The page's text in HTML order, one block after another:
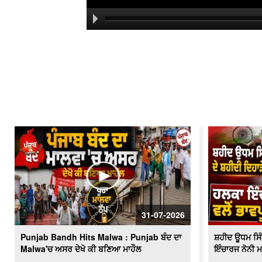
31-07-2026
Punjab Bandh Hits Malwa : Punjab ਬੰਦ ਦਾ
Malwa'ਚ ਅਸਰ ਦੇਖੋ ਕੀ ਬਣਿਆ ਮਾਹੌਲ
ਸ਼ਹੀਦ ਊਧਮ
ਇੰਚਾਰਜ ਨੋਨੀ